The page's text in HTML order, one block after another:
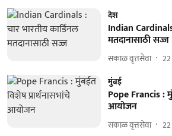
देश
Indian
मतदानासाठी सज्ज
सकाळ वृत्तसेवा
मुंबई
Pope Francis :
आयोजन
सकाळ वृत्तसेवा